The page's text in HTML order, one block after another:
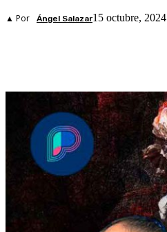
▲ Por Ángel Salazar15 octubre, 2024